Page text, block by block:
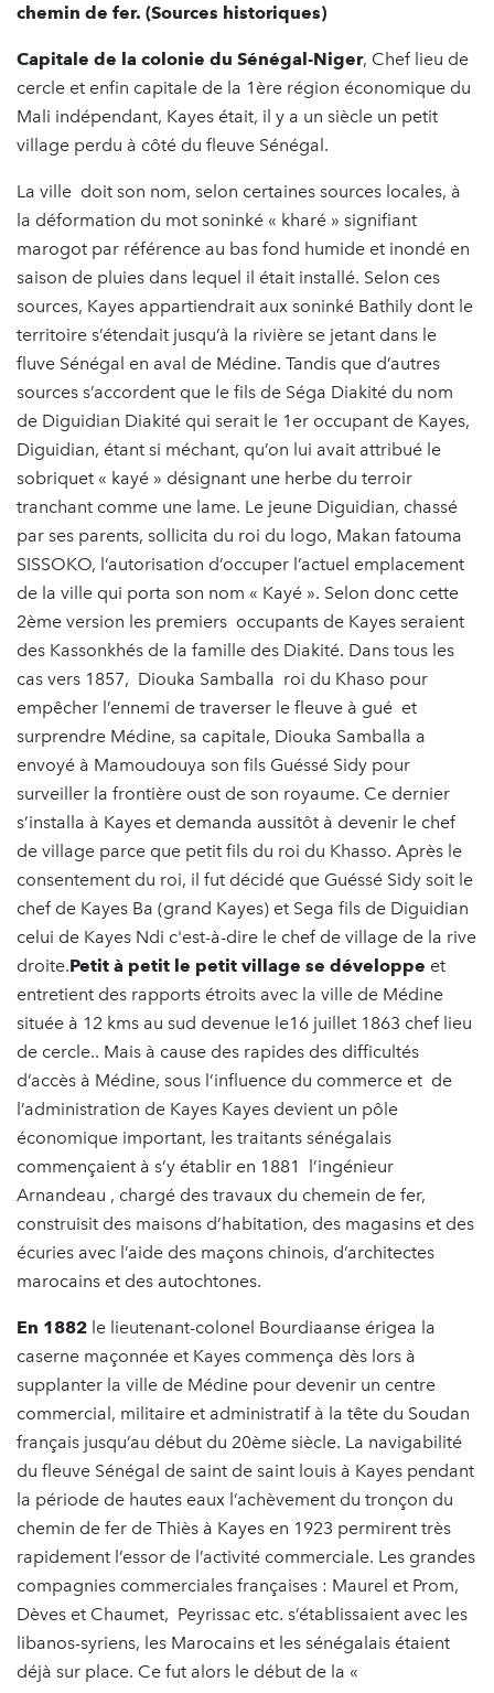
chemin de fer. (Sources historiques)
Capitale de la colonie du Sénégal-Niger, Chef lieu de
cercle et enfin capitale de la 1ère région économique du
Mali indépendant, Kayes était, il y a un siècle un petit
village perdu à côté du fleuve Sénégal.
La ville doit son nom, selon certaines sources locales, à
la déformation du mot soninké « kharé » signifiant
marogot par référence au bas fond humide et inondé en
saison de pluies dans lequel il était installé. Selon ces
sources, Kayes appartiendrait aux soninké Bathily dont le
territoire s’étendait jusqu’à la rivière se jetant dans le
fluve Sénégal en aval de Médine. Tandis que d’autres
sources s’accordent que le fils de Séga Diakité du nom
de Diguidian Diakité qui serait le 1er occupant de Kayes,
Diguidian, étant si méchant, qu’on lui avait attribué le
sobriquet « kayé » désignant une herbe du terroir
tranchant comme une lame. Le jeune Diguidian, chassé
par ses parents, sollicita du roi du logo, Makan fatouma
SISSOKO, l’autorisation d’occuper l’actuel emplacement
de la ville qui porta son nom « Kayé ». Selon donc cette
2ème version les premiers occupants de Kayes seraient
des Kassonkhés de la famille des Diakité. Dans tous les
cas vers 1857, Diouka Samballa roi du Khaso pour
empêcher l’ennemi de traverser le fleuve à gué et
surprendre Médine, sa capitale, Diouka Samballa a
envoyé à Mamoudouya son fils Guéssé Sidy pour
surveiller la frontière oust de son royaume. Ce dernier
s’installa à Kayes et demanda aussitôt à devenir le chef
de village parce que petit fils du roi du Khasso. Après le
consentement du roi, il fut décidé que Guéssé Sidy soit le
chef de Kayes Ba (grand Kayes) et Sega fils de Diguidian
celui de Kayes Ndi c'est-à-dire le chef de village de la rive
droite.Petit à petit le petit village se développe et
entretient des rapports étroits avec la ville de Médine
située à 12 kms au sud devenue le16 juillet 1863 chef lieu
de cercle.. Mais à cause des rapides des difficultés
d’accès à Médine, sous l’influence du commerce et de
l’administration de Kayes Kayes devient un pôle
économique important, les traitants sénégalais
commençaient à s’y établir en 1881 l’ingénieur
Arnandeau , chargé des travaux du chemein de fer,
construisit des maisons d’habitation, des magasins et des
écuries avec l’aide des maçons chinois, d’architectes
marocains et des autochtones.
En 1882 le lieutenant-colonel Bourdiaanse érigea la
caserne maçonnée et Kayes commença dès lors à
supplanter la ville de Médine pour devenir un centre
commercial, militaire et administratif à la tête du Soudan
français jusqu’au début du 20ème siècle. La navigabilité
du fleuve Sénégal de saint de saint louis à Kayes pendant
la période de hautes eaux l’achèvement du tronçon du
chemin de fer de Thiès à Kayes en 1923 permirent très
rapidement l’essor de l’activité commerciale. Les grandes
compagnies commerciales françaises : Maurel et Prom,
Dèves et Chaumet, Peyrissac etc. s’établissaient avec les
libanos-syriens, les Marocains et les sénégalais étaient
déjà sur place. Ce fut alors le début de la «